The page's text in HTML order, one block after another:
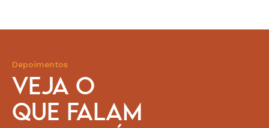
Depoimentos
VEJA O
QUE FALAM